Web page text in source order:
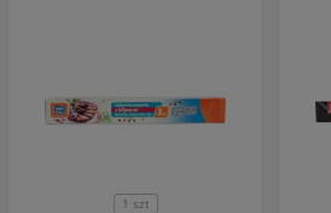
1 szt